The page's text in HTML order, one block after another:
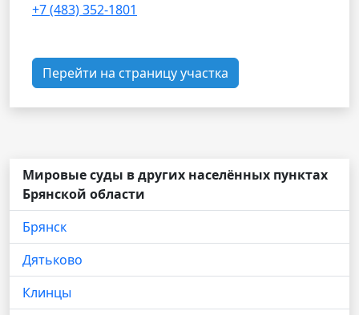
+7 (483) 352-1801
Перейти на страницу участка
Мировые суды в других населённых пунктах
Брянской области
Брянск
Дятьково
Клинцы